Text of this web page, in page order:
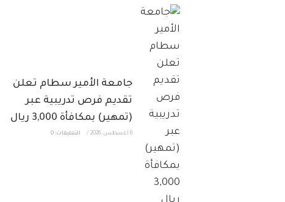
جامعة الأمير سطام تعلن
تقديم فرص تدريبية عبر
(تمهير) بمكافأة 3,000 ريال
6 أغسطس، 2026 / التعليقات: 0